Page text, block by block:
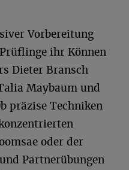
Vorbereitung
ihr Können
Dieter Bransch
Maybaum und
präzise Techniken
oder der
Partnerübungen